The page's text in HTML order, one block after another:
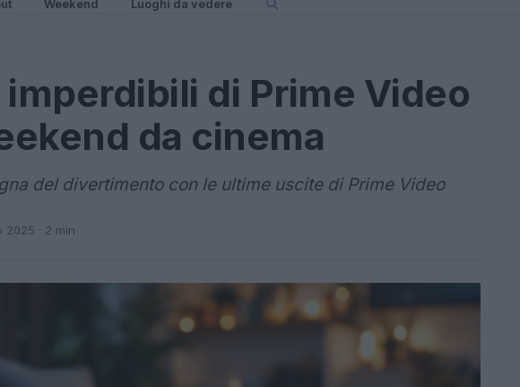
Weekend Luoghi da vedere
imperdibili di Prime Video
da cinema
del divertimento con le ultime uscite di Prime Video
2025 · 2 min